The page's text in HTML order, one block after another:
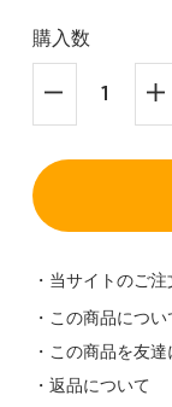
購入数
・当サイトのご
・この商品につ
・この商品を友
・返品について